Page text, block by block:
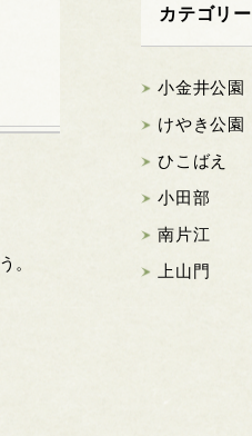
。
カテゴリー
小金井公園
けやき公園
ひこばえ
小田部
南片江
上山門